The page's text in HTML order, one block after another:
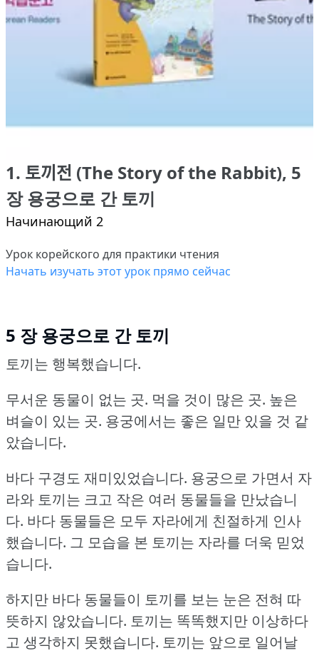
1. 토끼전 (The Story of the Rabbit), 5
장 용궁으로 간 토끼
Начинающий 2
Урок корейского для практики чтения
Начать изучать этот урок прямо сейчас
5 장 용궁으로 간 토끼
토끼는 행복했습니다.
무서운 동물이 없는 곳. 먹을 것이 많은 곳. 높은
벼슬이 있는 곳. 용궁에서는 좋은 일만 있을 것 같
았습니다.
바다 구경도 재미있었습니다. 용궁으로 가면서 자
라와 토끼는 크고 작은 여러 동물들을 만났습니
다. 바다 동물들은 모두 자라에게 친절하게 인사
했습니다. 그 모습을 본 토끼는 자라를 더욱 믿었
습니다.
하지만 바다 동물들이 토끼를 보는 눈은 전혀 따
뜻하지 않았습니다. 토끼는 똑똑했지만 이상하다
고 생각하지 못했습니다. 토끼는 앞으로 일어날